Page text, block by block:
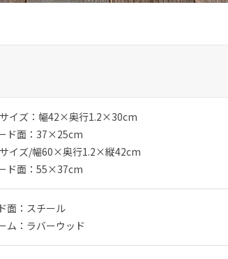
サイズ：幅42×奥行1.2×30cm
ド面：37×25cm
サイズ/幅60×奥行1.2×縦42cm
ド面：55×37cm
面：スチール
ム：ラバーウッド